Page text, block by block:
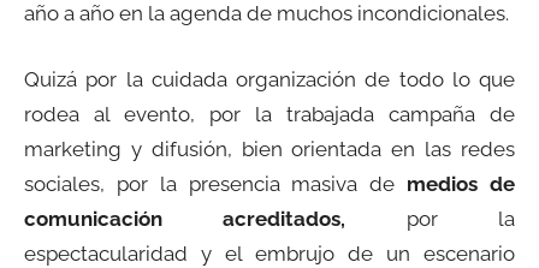
año a año en la agenda de muchos incondicionales.
Quizá por la cuidada organización de todo lo que
rodea al evento, por la trabajada campaña de
marketing y difusión, bien orientada en las redes
sociales, por la presencia masiva de medios de
comunicación acreditados, por la
espectacularidad y el embrujo de un escenario